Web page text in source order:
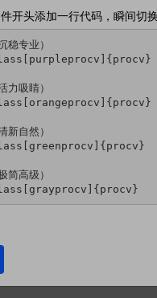
开头添加一行代码，瞬间切
稳专业）
力吸睛）
新自然）
简高级）